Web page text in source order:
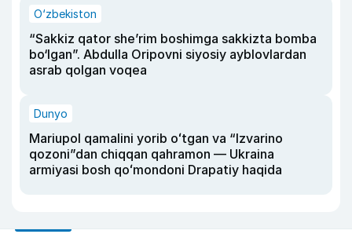
O‘zbekiston
“Sakkiz qator she’rim boshimga sakkizta bomba
bo‘lgan”. Abdulla Oripovni siyosiy ayblovlardan
asrab qolgan voqea
Dunyo
Mariupol qamalini yorib oʻtgan va “Izvarino
qozoni”dan chiqqan qahramon — Ukraina
armiyasi bosh qoʻmondoni Drapatiy haqida